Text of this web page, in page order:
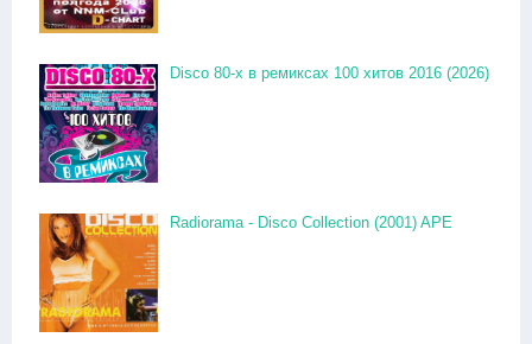
Disco 80-x в ремиксах 100 хитов 2016 (2026)
Radiorama - Disco Collection (2001) APE